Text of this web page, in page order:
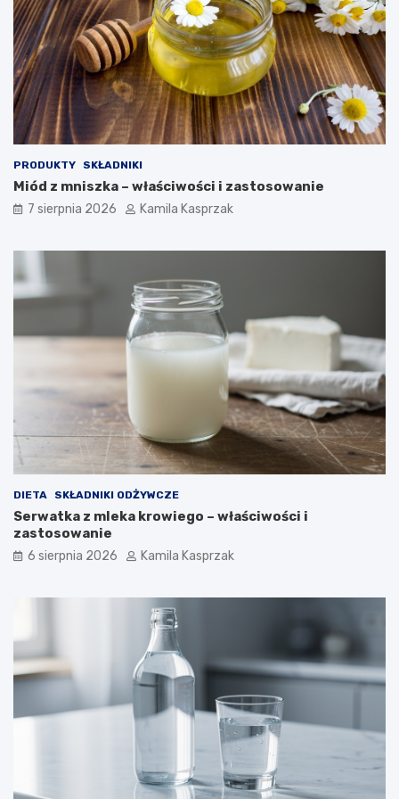
j
j
e
s
t
b
e
i
e
c
d
d
a
?
PRODUKTY SKŁADNIKI
Miód z mniszka – właściwości i zastosowanie
7 sierpnia 2026 Kamila Kasprzak
DIETA SKŁADNIKI ODŻYWCZE
Serwatka z mleka krowiego – właściwości i
zastosowanie
6 sierpnia 2026 Kamila Kasprzak